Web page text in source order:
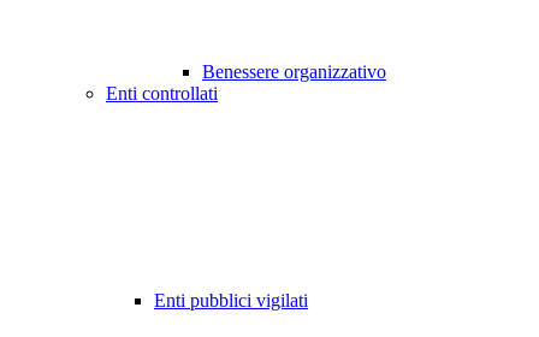
Benessere organizzativo
Enti controllati
Enti pubblici vigilati